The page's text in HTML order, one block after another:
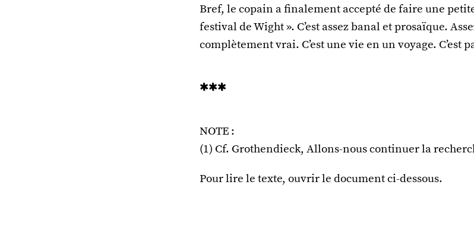
Bref, le copain a finalement accepté de faire une
festival de Wight ». C’est assez banal et prosaïque.
complètement vrai. C’est une vie en un voyage. C’est
***
NOTE :
(1) Cf. Grothendieck, Allons-nous continuer la
Pour lire le texte, ouvrir le document ci-dessous.